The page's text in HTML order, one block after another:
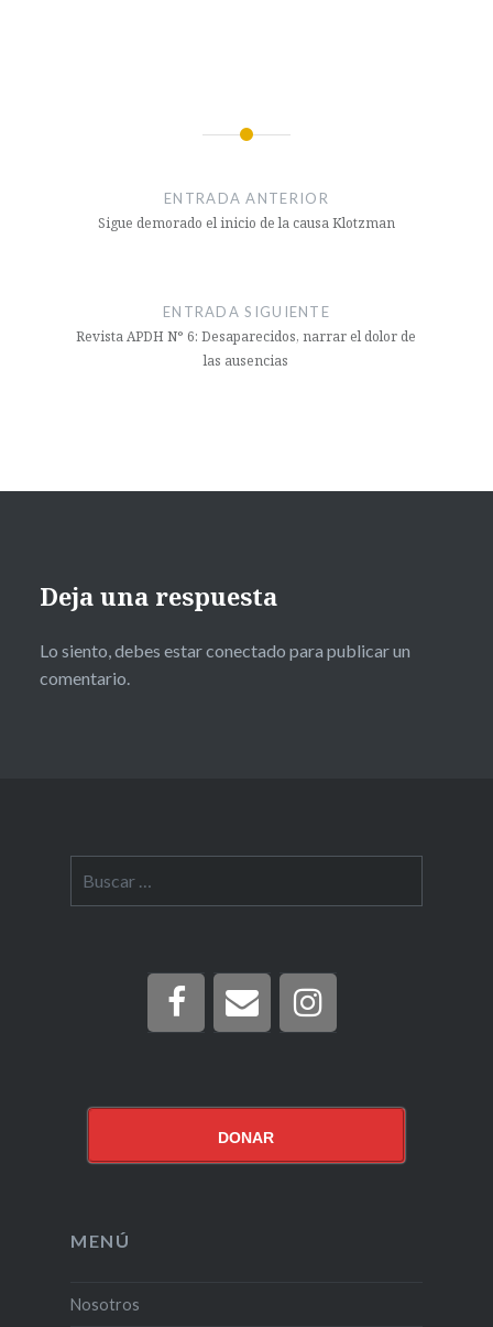
entradas
ENTRADA ANTERIOR
Sigue demorado el inicio de la causa Klotzman
ENTRADA SIGUIENTE
Revista APDH N° 6: Desaparecidos, narrar el dolor de
las ausencias
Deja una respuesta
Lo siento, debes estarconectado para publicar un
comentario.
DONAR
MENÚ
Nosotros